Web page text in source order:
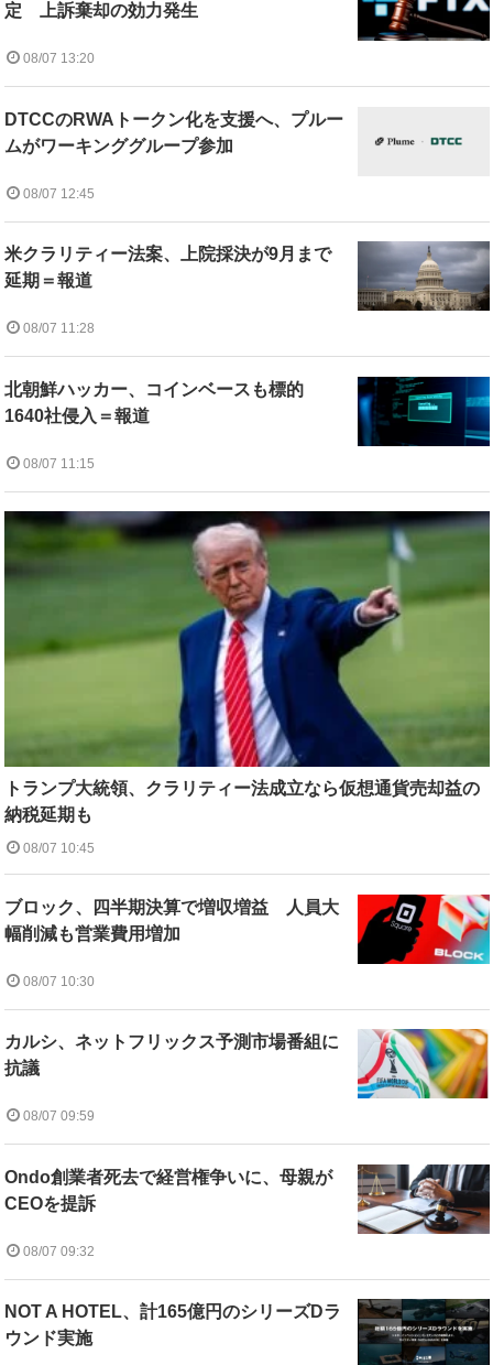
定 上訴棄却の効力発生
08/07 13:20
DTCCのRWAトークン化を支援へ、プルー
ムがワーキンググループ参加
08/07 12:45
米クラリティー法案、上院採決が9月まで
延期＝報道
08/07 11:28
北朝鮮ハッカー、コインベースも標的
1640社侵入＝報道
08/07 11:15
トランプ大統領、クラリティー法成立なら仮想通貨売却益の
納税延期も
08/07 10:45
ブロック、四半期決算で増収増益 人員大
幅削減も営業費用増加
08/07 10:30
カルシ、ネットフリックス予測市場番組に
抗議
08/07 09:59
Ondo創業者死去で経営権争いに、母親が
CEOを提訴
08/07 09:32
NOT A HOTEL、計165億円のシリーズDラ
ウンド実施